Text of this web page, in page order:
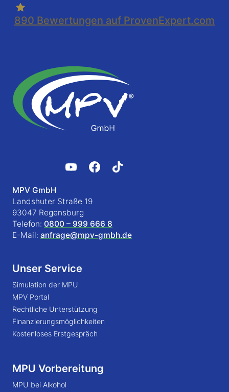
890 Bewertungen auf ProvenExpert.com
MPV GmbH
Landshuter Straße 19
93047 Regensburg
Telefon: 0800 – 999 666 8
E-Mail: anfrage@mpv-gmbh.de
Unser Service
Simulation der MPU
MPV Portal
Rechtliche Unterstützung
Finanzierungsmöglichkeiten
Kostenloses Erstgespräch
MPU Vorbereitung
MPU bei Alkohol